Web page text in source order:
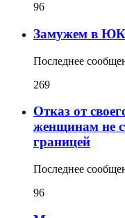
96
Замужем в ЮК
Последнее
269
Отказ от
женщинам не
границей
Последнее
96